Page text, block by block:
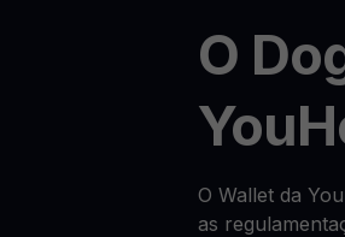
O
O Wallet da
as